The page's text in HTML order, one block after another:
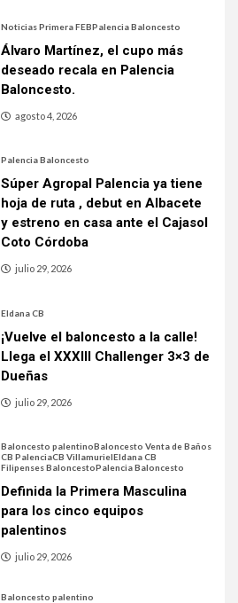
Noticias Primera FEBPalencia Baloncesto
Álvaro Martínez, el cupo más
deseado recala en Palencia
Baloncesto.
agosto 4, 2026
Palencia Baloncesto
Súper Agropal Palencia ya tiene
hoja de ruta , debut en Albacete
y estreno en casa ante el Cajasol
Coto Córdoba
julio 29, 2026
Eldana CB
¡Vuelve el baloncesto a la calle!
Llega el XXXIII Challenger 3×3 de
Dueñas
julio 29, 2026
Baloncesto palentinoBaloncesto Venta de Baños
CB PalenciaCB VillamurielEldana CB
Filipenses BaloncestoPalencia Baloncesto
Definida la Primera Masculina
para los cinco equipos
palentinos
julio 29, 2026
Baloncesto palentino